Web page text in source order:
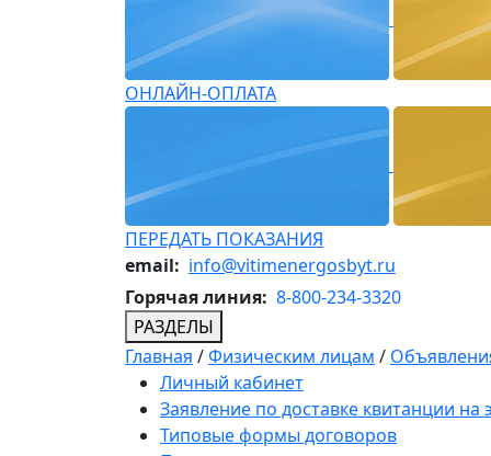
ОНЛАЙН-ОПЛАТА
ПЕРЕДАТЬ ПОКАЗАНИЯ
email: info@vitimenergosbyt.ru
Горячая линия: 8-800-234-3320
РАЗДЕЛЫ
Главная /Физическим лицам /
Личный кабинет
Заявление по доставке квитанции на
Типовые формы договоров